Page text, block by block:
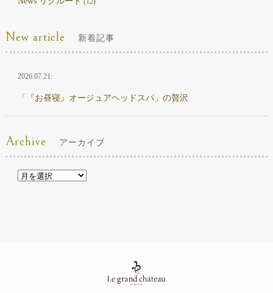
New article 新着記事
2026.07.21:
「『お昼寝』オージュアヘッドスパ」の贅沢
Archive アーカイブ